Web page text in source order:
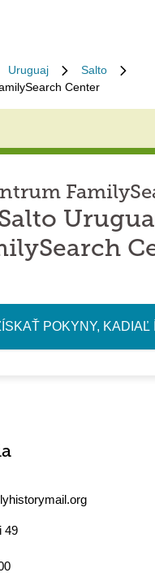
Uruguaj
Salto
Center
POKYNY, KADIAĽ
49